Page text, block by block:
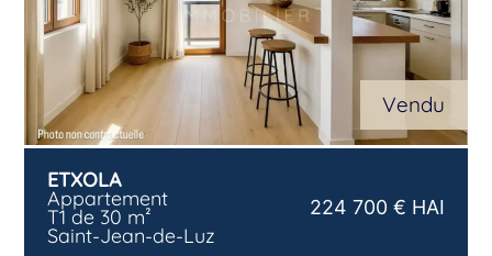
Vendu
ETXOLA
Appartement
T1 de 30 m²
Saint-Jean-de-Luz
224 700 € HAI